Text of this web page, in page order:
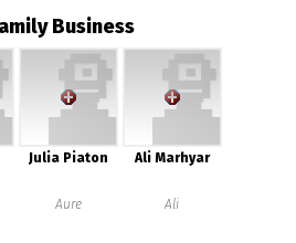
Business
Julia Piaton
Aure
Ali Marhyar
Ali